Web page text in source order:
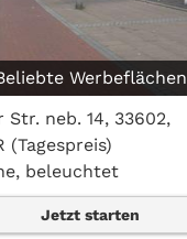
Werbeflächen
Str. neb. 14, 33602,
(Tagespreis)
beleuchtet
Jetzt starten